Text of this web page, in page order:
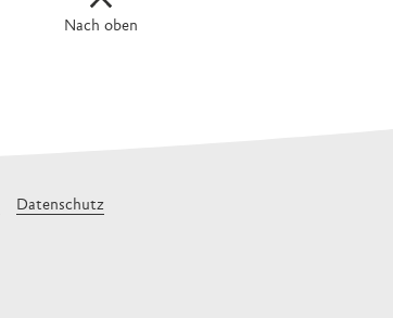
Nach oben
Datenschutz